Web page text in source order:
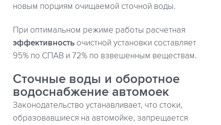
новым порциям очищаемой сточной воды.
При оптимальном режиме работы расчетная
эффективность очистной установки составляет
95% по СПАВ и 72% по взвешенным веществам.
Сточные воды и оборотное
водоснабжение автомоек
Законодательство устанавливает, что стоки,
образовавшиеся на автомойке, запрещается